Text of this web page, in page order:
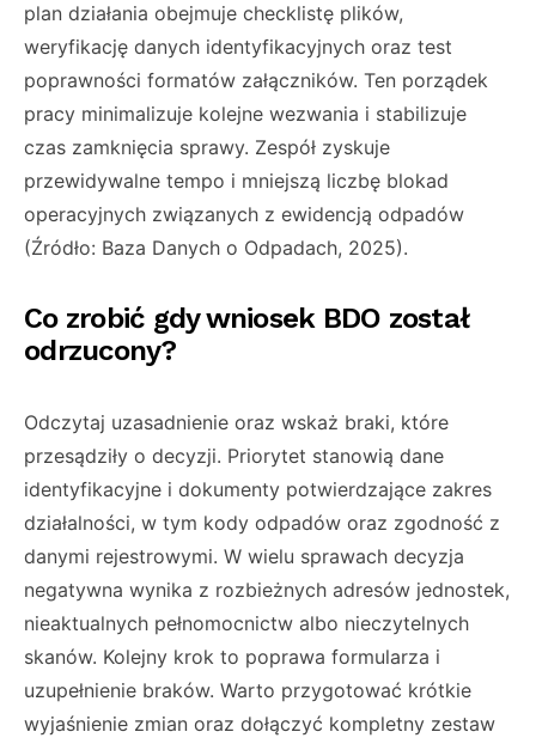
plan działania obejmuje checklistę plików,
weryfikację danych identyfikacyjnych oraz test
poprawności formatów załączników. Ten porządek
pracy minimalizuje kolejne wezwania i stabilizuje
czas zamknięcia sprawy. Zespół zyskuje
przewidywalne tempo i mniejszą liczbę blokad
operacyjnych związanych z ewidencją odpadów
(Źródło: Baza Danych o Odpadach, 2025).
Co zrobić gdy wniosek BDO został
odrzucony?
Odczytaj uzasadnienie oraz wskaż braki, które
przesądziły o decyzji. Priorytet stanowią dane
identyfikacyjne i dokumenty potwierdzające zakres
działalności, w tym kody odpadów oraz zgodność z
danymi rejestrowymi. W wielu sprawach decyzja
negatywna wynika z rozbieżnych adresów jednostek,
nieaktualnych pełnomocnictw albo nieczytelnych
skanów. Kolejny krok to poprawa formularza i
uzupełnienie braków. Warto przygotować krótkie
wyjaśnienie zmian oraz dołączyć kompletny zestaw